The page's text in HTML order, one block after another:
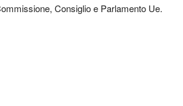
Consiglio e Parlamento Ue.